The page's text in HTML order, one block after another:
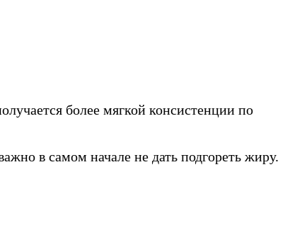
более мягкой консистенции по
в самом начале не дать подгореть жиру.